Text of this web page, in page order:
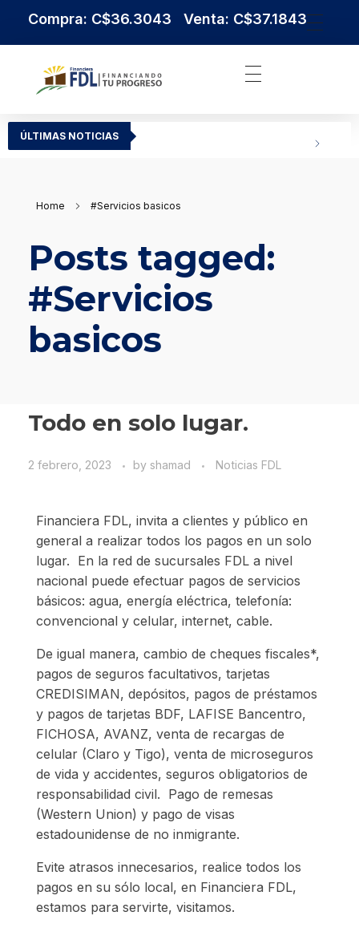
Compra: C$36.3043 Venta: C$37.1843
ÚLTIMAS NOTICIAS
Home #Servicios basicos
Posts tagged:
#Servicios
basicos
Todo en solo lugar.
2 febrero, 2023 by shamad Noticias FDL
Financiera FDL, invita a clientes y público en
general a realizar todos los pagos en un solo
lugar. En la red de sucursales FDL a nivel
nacional puede efectuar pagos de servicios
básicos: agua, energía eléctrica, telefonía:
convencional y celular, internet, cable.
De igual manera, cambio de cheques fiscales*,
pagos de seguros facultativos, tarjetas
CREDISIMAN, depósitos, pagos de préstamos
y pagos de tarjetas BDF, LAFISE Bancentro,
FICHOSA, AVANZ, venta de recargas de
celular (Claro y Tigo), venta de microseguros
de vida y accidentes, seguros obligatorios de
responsabilidad civil. Pago de remesas
(Western Union) y pago de visas
estadounidense de no inmigrante.
Evite atrasos innecesarios, realice todos los
pagos en su sólo local, en Financiera FDL,
estamos para servirte, visitamos.